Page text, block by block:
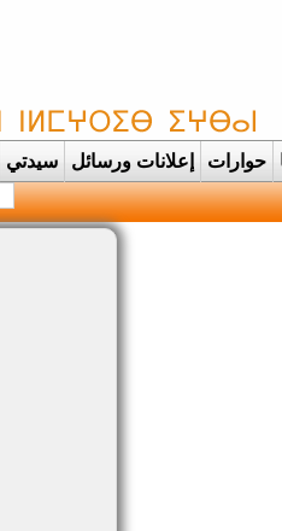
حوارات إعلانات ورسائل سيدتي